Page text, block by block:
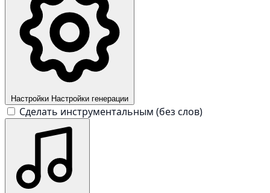
Настройки Настройки генерации
Сделать инструментальным (без слов)